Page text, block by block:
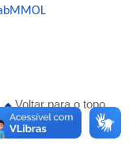
Voltar para o topo